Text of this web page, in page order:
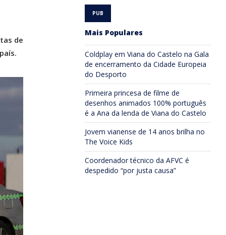
de
Mais Populares
Coldplay em Viana do Castelo na Gala
de encerramento da Cidade Europeia
do Desporto
Primeira princesa de filme de
desenhos animados 100% português
é a Ana da lenda de Viana do Castelo
Jovem vianense de 14 anos brilha no
The Voice Kids
Coordenador técnico da AFVC é
despedido “por justa causa”